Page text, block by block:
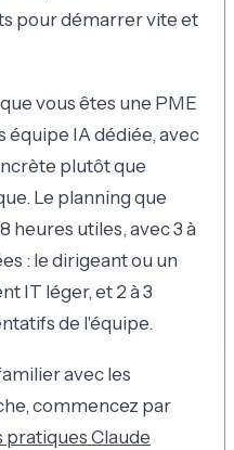
pour démarrer vite et
vous êtes une PME
équipe IA dédiée, avec
plutôt que
Le planning que
heures utiles, avec 3 à
: le dirigeant ou un
IT léger, et 2 à 3
de l'équipe.
avec les
commencez par
pratiques Claude